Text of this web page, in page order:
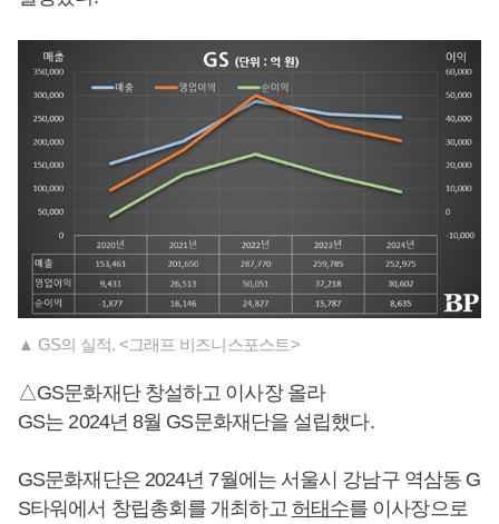
▲ GS의 실적. <그래프 비즈니스포스트>
△GS문화재단 창설하고 이사장 올라
GS는 2024년 8월 GS문화재단을 설립했다.
GS문화재단은 2024년 7월에는 서울시 강남구 역삼동 G
S타워에서 창립총회를 개최하고 허태수를 이사장으로